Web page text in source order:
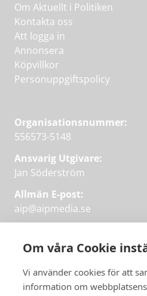
Om våra Cookie
Vi använder cookies för att
information om
Om Aktuellt i Politiken
Kontakta oss
Att logga in
Annonsera
Köpvillkor
Personuppgiftspolicy
Organisationsnummer:
556573-5148
Ansvarig Utgivare:
Jan Söderström
Allmän E-post:
aip@aipmedia.se
aip@flowyinfo.seeller 08-
Instagram
LinkedIn
Twitter
Facebook